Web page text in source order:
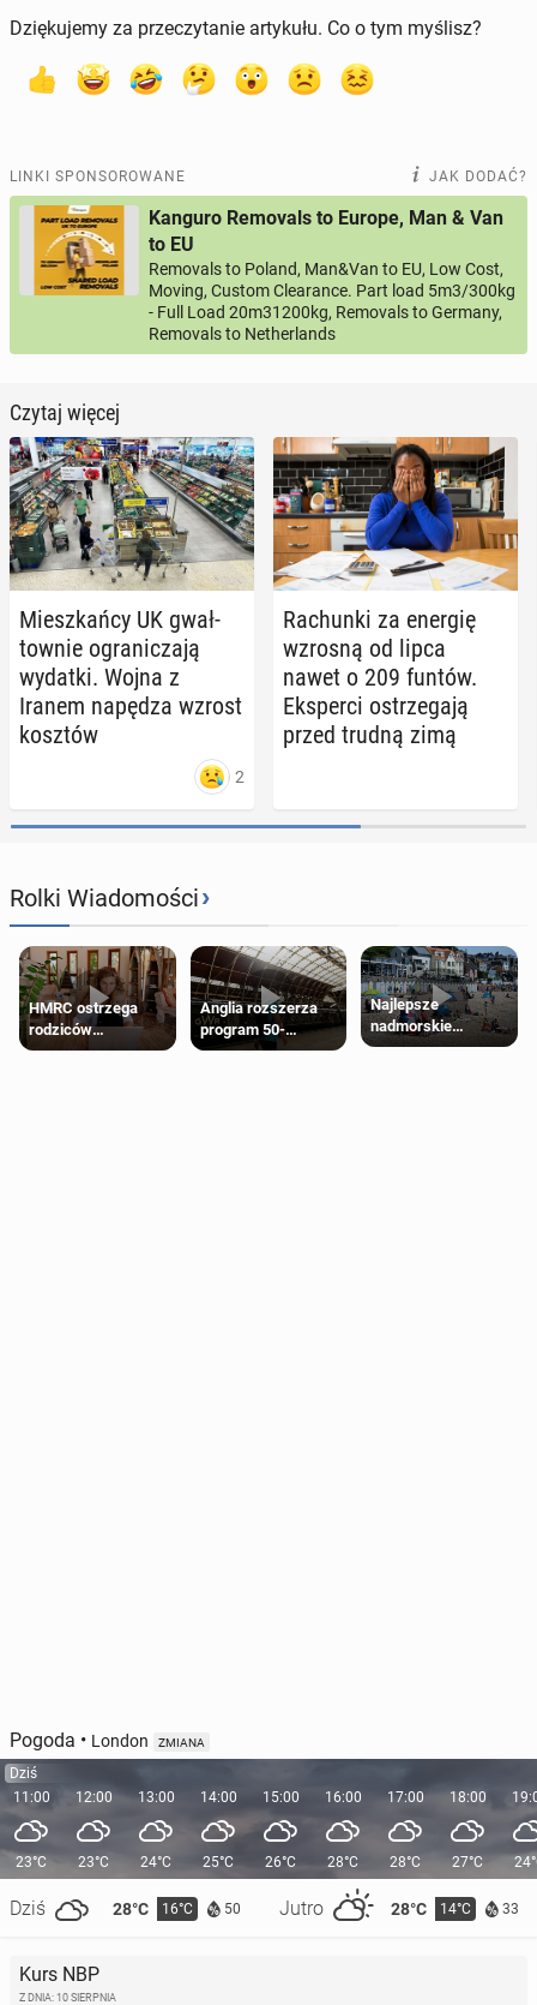
Dziękujemy za przeczytanie artykułu. Co o tym myślisz?
LINKI SPONSOROWANE JAK DODAĆ?
Kanguro Removals to Europe, Man & Van
to EU
Removals to Poland, Man&Van to EU, Low Cost,
Moving, Custom Clearance. Part load 5m3/300kg
- Full Load 20m31200kg, Removals to Germany,
Removals to Netherlands
Czytaj więcej
Miesz­kań­cy UK gwał­
tow­nie ogra­ni­cza­ją
wydatki. Wojna z
Iranem napędza wzrost
kosztów
2
Ra­chun­ki za energię
wzrosną od lipca
nawet o 209 funtów.
Eks­per­ci ostrze­ga­ją
przed trudną zimą
Rolki Wiadomości›
HMRC ostrzega
rodziców
pobierających Child
Anglia rozszerza
program 50-
procentowych
Najlepsze
nadmorskie
miasteczko blisko
Pogoda • London ZMIANA
Dziś
11:00
23°C
Dziś 28°C 16°C 50 Jutro 28°C 14°C 33
12:00
23°C
13:00
24°C
14:00
25°C
15:00
26°C
16:00
28°C
17:00
28°C
18:00
27°C
Kurs NBP
Z DNIA: 10 SIERPNIA